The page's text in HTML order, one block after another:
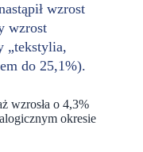
wzrost
wzrost
„tekstylia,
do 25,1%).
wzrosła o 4,3%
okresie